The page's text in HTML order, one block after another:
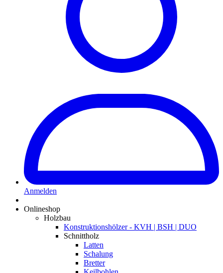
Anmelden
Onlineshop
Holzbau
Konstruktionshölzer - KVH | BSH | DUO
Schnittholz
Latten
Schalung
Bretter